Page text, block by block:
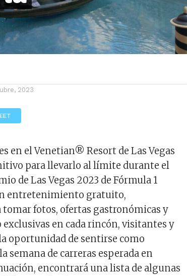
2023
en el Venetian® Resort de Las Vegas
para llevarlo al límite durante el
de Las Vegas 2023 de Fórmula 1
entretenimiento gratuito,
fotos, ofertas gastronómicas y
en cada rincón, visitantes y
oportunidad de sentirse como
semana de carreras esperada en
encontrará una lista de algunas